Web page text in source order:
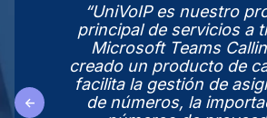
“UniVoIP es nuestro
principal de servicios a
Microsoft Teams
creado un producto de
facilita la gestión de
de números, la
←